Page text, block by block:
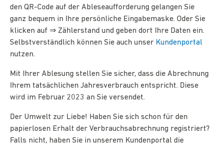
den QR-Code auf der Ableseaufforderung gelangen Sie
ganz bequem in Ihre persönliche Eingabemaske. Oder Sie
klicken auf ⇒ Zählerstand und geben dort Ihre Daten ein.
Selbstverständlich können Sie auch unser Kundenportal
nutzen.
Mit Ihrer Ablesung stellen Sie sicher, dass die Abrechnung
Ihrem tatsächlichen Jahresverbrauch entspricht. Diese
wird im Februar 2023 an Sie versendet.
Der Umwelt zur Liebe! Haben Sie sich schon für den
papierlosen Erhalt der Verbrauchsabrechnung registriert?
Falls nicht, haben Sie in unserem Kundenportal die